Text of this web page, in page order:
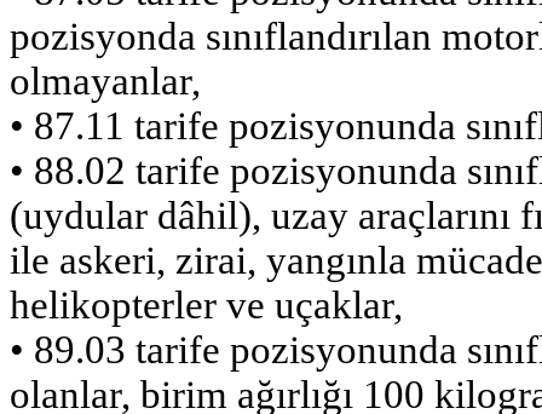
pozisyonda sınıflandırılan
olmayanlar,
• 87.11 tarife pozisyonunda
• 88.02 tarife pozisyonunda
(uydular dâhil), uzay araçlarını
ile askeri, zirai, yangınla
helikopterler ve uçaklar,
• 89.03 tarife pozisyonunda
olanlar, birim ağırlığı 100